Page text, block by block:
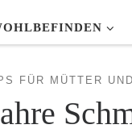
FÜR MÜTTER